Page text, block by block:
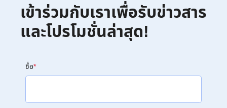
เข้าร่วมกับเราเพื่อรับข่าวสาร
และโปรโมชั่นล่าสุด!
ชื่อ*